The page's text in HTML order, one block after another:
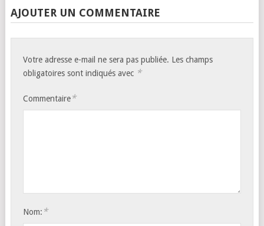
AJOUTER UN COMMENTAIRE
Votre adresse e-mail ne sera pas publiée. Les champs
obligatoires sont indiqués avec *
Commentaire*
Nom: *